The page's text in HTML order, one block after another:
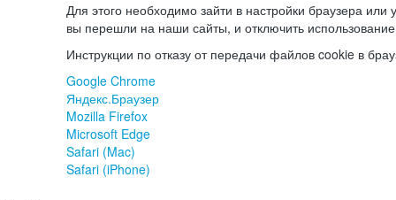
Для этого необходимо зайти в настройки браузера или
вы перешли на наши сайты, и отключить
Инструкции по отказу от передачи файлов cookie в
Google Chrome
Яндекс.Браузер
Mozilla Firefox
Microsoft Edge
Safari (Mac)
Safari (iPhone)